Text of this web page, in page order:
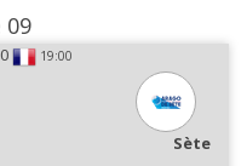
09
19:00
Sète